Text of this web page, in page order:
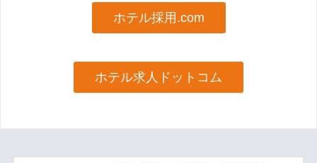
ホテル採用.com
ホテル求人ドットコム